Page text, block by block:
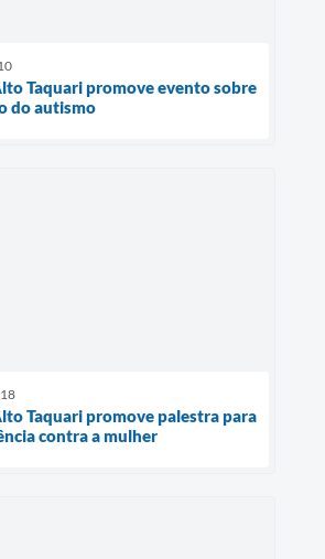
Taquari promove evento sobre
do autismo
Taquari promove palestra para
contra a mulher